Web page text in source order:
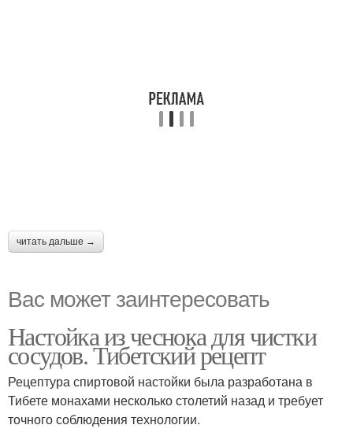
читать дальше →
Вас может заинтересовать
Настойка из чеснока для чистки
сосудов. Тибетский рецепт
Рецептура спиртовой настойки была разработана в
Тибете монахами несколько столетий назад и требует
точного соблюдения технологии.